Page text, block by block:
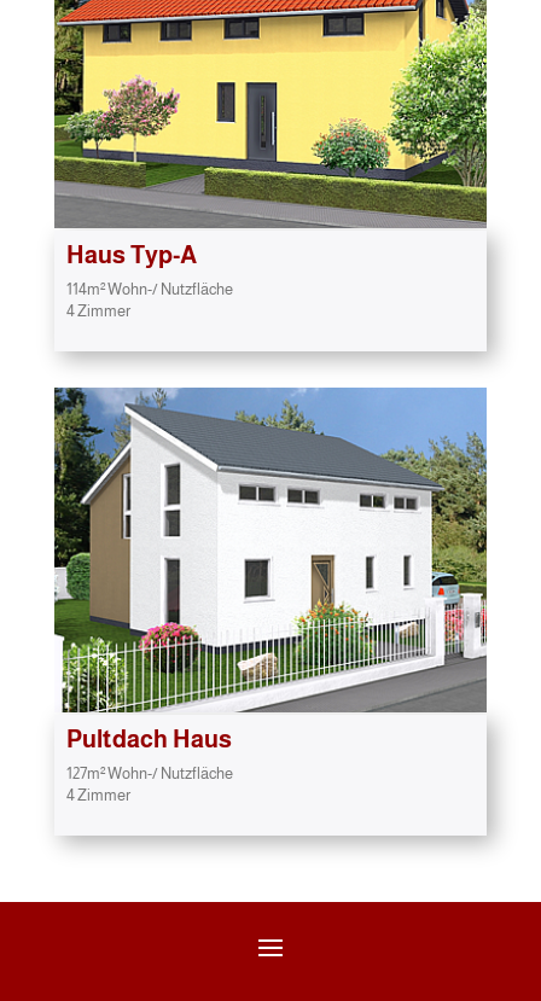
Haus Typ-A
114m² Wohn-/ Nutzfläche
4 Zimmer
Pultdach Haus
127m² Wohn-/ Nutzfläche
4 Zimmer